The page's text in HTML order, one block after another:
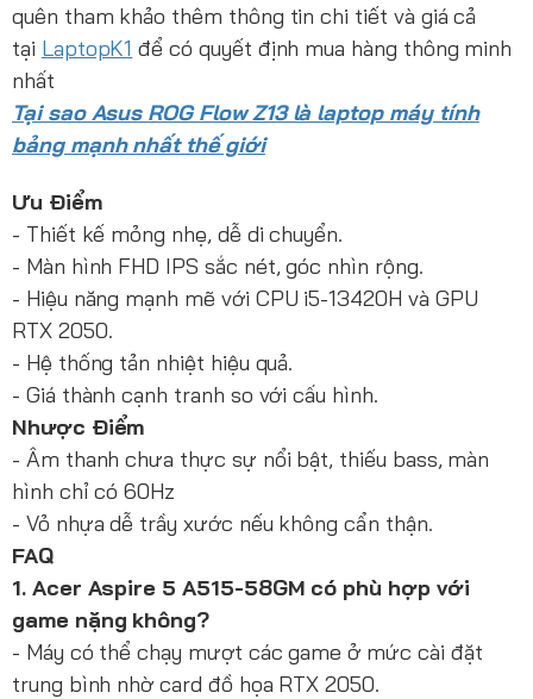
quên tham khảo thêm thông tin chi tiết và giá cả
tại LaptopK1 để có quyết định mua hàng thông minh
nhất
Tại sao Asus ROG Flow Z13 là laptop máy tính
bảng mạnh nhất thế giới
Ưu Điểm
- Thiết kế mỏng nhẹ, dễ di chuyển.
- Màn hình FHD IPS sắc nét, góc nhìn rộng.
- Hiệu năng mạnh mẽ với CPU i5-13420H và GPU
RTX 2050.
- Hệ thống tản nhiệt hiệu quả.
- Giá thành cạnh tranh so với cấu hình.
Nhược Điểm
- Âm thanh chưa thực sự nổi bật, thiếu bass, màn
hình chỉ có 60Hz
- Vỏ nhựa dễ trầy xước nếu không cẩn thận.
FAQ
1. Acer Aspire 5 A515-58GM có phù hợp với
game nặng không?
- Máy có thể chạy mượt các game ở mức cài đặt
trung bình nhờ card đồ họa RTX 2050.